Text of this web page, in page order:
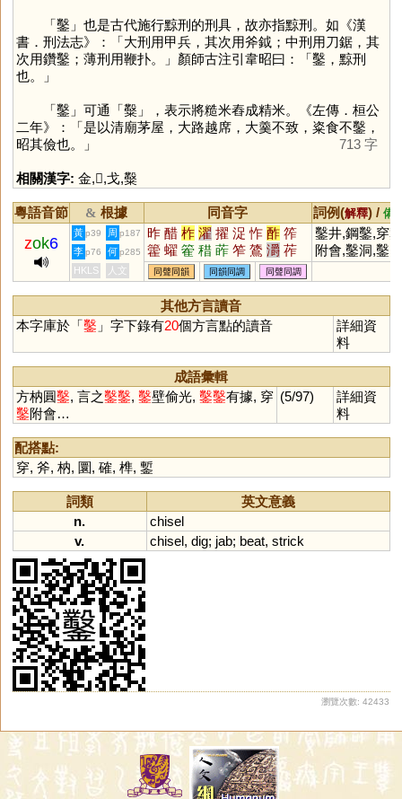
「鑿 」也是古代施行黥刑的刑具，故亦指黥刑。如《漢
書．刑法志》：「大刑用甲兵，其次用斧鉞；中刑用刀鋸，其
次用鑽鑿；薄刑用鞭扑。」顏師古注引韋昭曰：「鑿，黥刑
也。」
「鑿 」可通「糳」，表示將糙米舂成精米。《左傳．桓公
二年》：「是以清廟茅屋，大路越席，大羹不致，粢食不鑿，
昭其儉也。」
713 字
相關漢字: 金,𣫞,戈,糳
粵語音節 & 根據 同音字 詞例(解釋) / 備
zok6
黃 p39 周 p187 昨 醋 柞 濯 擢 浞 怍 酢 筰
籗 蠗 篧 稓 葃 笮 鷟 灂 莋
砟
鑿井,鋼鑿,穿鑿
附會,鑿洞,鑿
山,證據確鑿,圓
鑿方枘
李 p76 何 p285
HKLS 人文 同聲同韻 同韻同調 同聲同調
其他方言讀音
本字庫於「鑿 」字下錄有20個方言點的讀音
詳細資
料
成語彙輯
方枘圓鑿, 言之鑿鑿, 鑿壁偷光, 鑿鑿有據, 穿
鑿附會…
(5/97)
詳細資
料
配搭點:
穿, 斧, 枘, 圜, 確, 榫, 鏨
詞類
英文意義
n.
chisel
v.
chisel, dig; jab; beat, strick
瀏覽次數: 42433